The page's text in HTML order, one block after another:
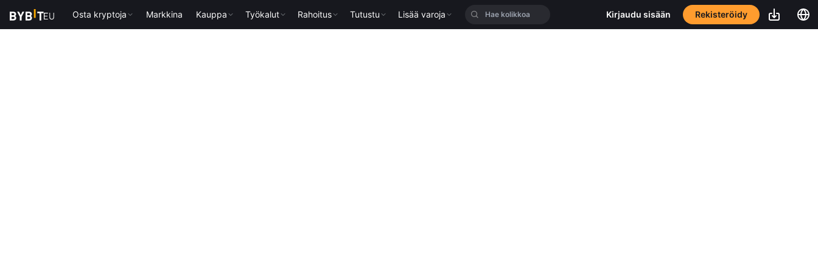
Osta kryptoja Markkina Kauppa Työkalut Rahoitus Tutustu Lisää varoja Kirjaudu sisään Rekisteröidy